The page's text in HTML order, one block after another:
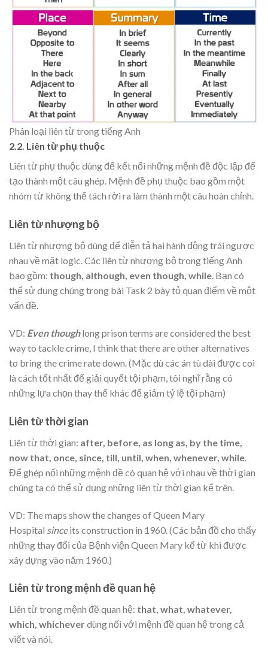
Phân loại liên từ trong tiếng Anh
2.2. Liên từ phụ thuộc
Liên từ phụ thuộc dùng để kết nối những mệnh đề độc lập để
tạo thành một câu ghép. Mệnh đề phụ thuộc bao gồm một
nhóm từ không thể tách rời ra làm thành một câu hoàn chỉnh.
Liên từ nhượng bộ
Liên từ nhượng bộ dùng để diễn tả hai hành động trái ngược
nhau về mặt logic. Các liên từ nhượng bộ trong tiếng Anh
bao gồm: though, although, even though, while. Bạn có
thể sử dụng chúng trong bài Task 2 bày tỏ quan điểm về một
vấn đề.
VD: Even thoughlong prison terms are considered the best
way to tackle crime, I think that there are other alternatives
to bring the crime rate down. (Mặc dù các án tù dài được coi
là cách tốt nhất để giải quyết tội phạm, tôi nghĩ rằng có
những lựa chọn thay thế khác để giảm tỷ lệ tội phạm)
Liên từ thời gian
Liên từ thời gian: after, before, as long as, by the time,
now that, once, since, till, until, when, whenever, while.
Để ghép nối những mệnh đề có quan hệ với nhau về thời gian
chúng ta có thể sử dụng những liên từ thời gian kể trên.
VD: The maps show the changes of Queen Mary
Hospital sinceits construction in 1960. (Các bản đồ cho thấy
những thay đổi của Bệnh viện Queen Mary kể từ khi được
xây dựng vào năm 1960.)
Liên từ trong mệnh đề quan hệ
Liên từ trong mệnh đề quan hệ: that, what, whatever,
which, whicheverdùng nối với mệnh đề quan hệ trong cả
viết và nói.